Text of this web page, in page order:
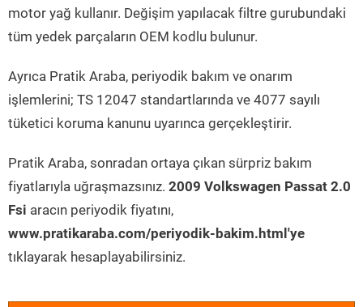
motor yağ kullanır. Değişim yapılacak filtre gurubundaki
tüm yedek parçaların OEM kodlu bulunur.
Ayrıca Pratik Araba, periyodik bakım ve onarım
işlemlerini; TS 12047 standartlarında ve 4077 sayılı
tüketici koruma kanunu uyarınca gerçekleştirir.
Pratik Araba, sonradan ortaya çıkan sürpriz bakım
fiyatlarıyla uğraşmazsınız. 2009 Volkswagen Passat 2.0
Fsi aracın periyodik fiyatını,
www.pratikaraba.com/periyodik-bakim.html'ye
tıklayarak hesaplayabilirsiniz.